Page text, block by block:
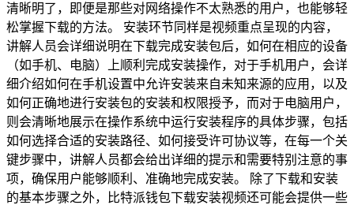
清晰明了，即便是那些对网络操作不太熟悉的用户，也能够轻
松掌握下载的方法。 安装环节同样是视频重点呈现的内容，
讲解人员会详细说明在下载完成安装包后，如何在相应的设备
（如手机、电脑）上顺利完成安装操作，对于手机用户，会详
细介绍如何在手机设置中允许安装来自未知来源的应用，以及
如何正确地进行安装包的安装和权限授予，而对于电脑用户，
则会清晰地展示在操作系统中运行安装程序的具体步骤，包括
如何选择合适的安装路径、如何接受许可协议等，在每一个关
键步骤中，讲解人员都会给出详细的提示和需要特别注意的事
项，确保用户能够顺利、准确地完成安装。 除了下载和安装
的基本步骤之外，比特派钱包下载安装视频还可能会提供一些